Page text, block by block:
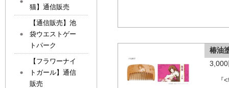
椿油
『
猫】通信販売
【通信販売】池
袋ウエストゲー
トパーク
【フラワーナイ
トガール】通信
販売